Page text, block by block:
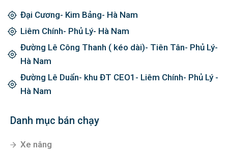
Đại Cương- Kim Bảng- Hà Nam
Liêm Chính- Phủ Lý- Hà Nam
Đường Lê Công Thanh ( kéo dài)- Tiên Tân- Phủ Lý-
Hà Nam
Đường Lê Duẩn- khu ĐT CEO1- Liêm Chính- Phủ Lý -
Hà Nam
Danh mục bán chạy
Xe nâng